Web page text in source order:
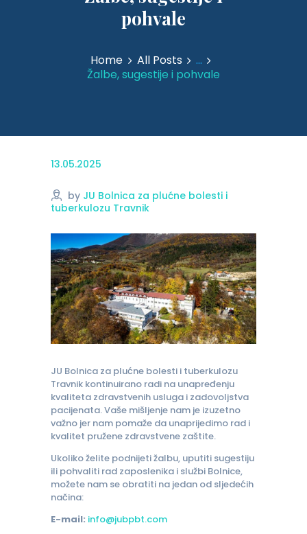
pohvale
Home All Posts
...
Žalbe, sugestije i pohvale
13.05.2025
by JU Bolnica za plućne bolesti i
tuberkulozu Travnik
JU Bolnica za plućne bolesti i tuberkulozu
Travnik kontinuirano radi na unapređenju
kvaliteta zdravstvenih usluga i zadovoljstva
pacijenata. Vaše mišljenje nam je izuzetno
važno jer nam pomaže da unaprijedimo rad i
kvalitet pružene zdravstvene zaštite.
Ukoliko želite podnijeti žalbu, uputiti sugestiju
ili pohvaliti rad zaposlenika i službi Bolnice,
možete nam se obratiti na jedan od sljedećih
načina:
E-mail: info@jubpbt.com